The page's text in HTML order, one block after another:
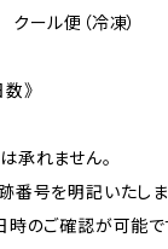
ール便（冷凍）
》
承れません。
号を明記いたしま
のご確認が可能で